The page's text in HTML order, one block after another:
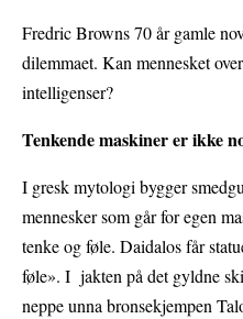
Fredric Browns 70 år gamle
dilemmaet. Kan mennesket
intelligenser?
Tenkende maskiner er ikke
I gresk mytologi bygger
mennesker som går for egen
tenke og føle. Daidalos får
føle». I jakten på det gyldne
neppe unna bronsekjempen